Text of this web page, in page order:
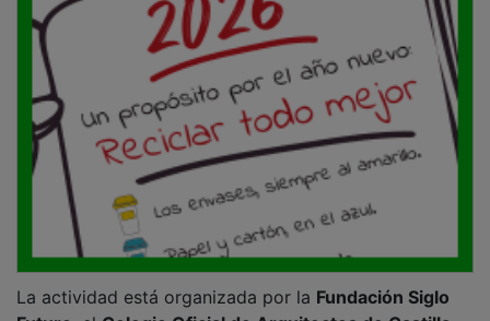
Futuro , elColegio Oficial de Arquitectos de Castilla-